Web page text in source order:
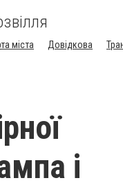
міста Довідкова
і